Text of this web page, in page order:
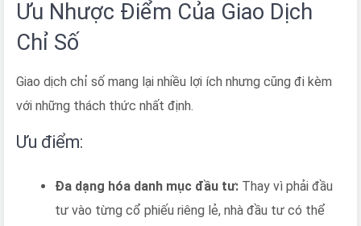
Ưu Nhược Điểm Của Giao Dịch
Chỉ Số
Giao dịch chỉ số mang lại nhiều lợi ích nhưng cũng đi kèm
với những thách thức nhất định.
Ưu điểm:
Đa dạng hóa danh mục đầu tư: Thay vì phải đầu
tư vào từng cổ phiếu riêng lẻ, nhà đầu tư có thể